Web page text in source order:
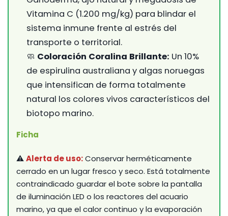
Vitamina C (1.200 mg/kg) para blindar el
sistema inmune frente al estrés del
transporte o territorial.
🧼 Coloración Coralina Brillante: Un 10%
de espirulina australiana y algas noruegas
que intensifican de forma totalmente
natural los colores vivos característicos del
biotopo marino.
Ficha
⚠️Alerta de uso:Conservar herméticamente
cerrado en un lugar fresco y seco. Está totalmente
contraindicado guardar el bote sobre la pantalla
de iluminación LED o los reactores del acuario
marino, ya que el calor continuo y la evaporación